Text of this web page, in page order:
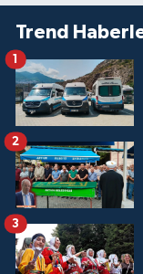
Trend
1
2
3